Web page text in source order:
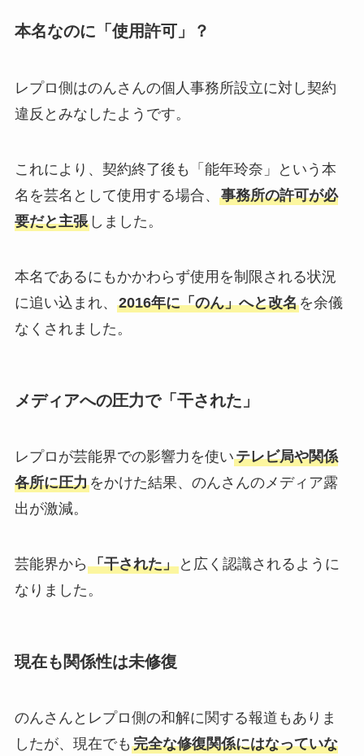
本名なのに「使用許可」？
レプロ側はのんさんの個人事務所設立に対し契約
違反とみなしたようです。
これにより、契約終了後も「能年玲奈」という本
名を芸名として使用する場合、 事務所の許可が必
要だと主張しました。
本名であるにもかかわらず使用を制限される状況
に追い込まれ、 2016年に「のん」へと改名を余儀
なくされました。
メディアへの圧力で「干された」
レプロが芸能界での影響力を使いテレビ局や関係
各所に圧力をかけた結果、のんさんのメディア露
出が激減。
芸能界から 「干された」と広く認識されるように
なりました。
現在も関係性は未修復
のんさんとレプロ側の和解に関する報道もありま
したが、現在でも 完全な修復関係にはなっていな